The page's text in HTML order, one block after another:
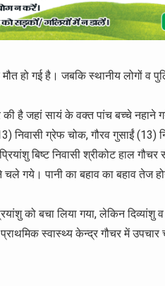
हो गई है। जबकि स्थानीय लोगों व
की है जहां सायं के वक्त पांच बच्चे नहाने
निवासी ग्रेफ चोक, गौरव गुसाईं
बिष्ट निवासी श्रीकोट हाल
चले गये। पानी का बहाव का बहाव
को बचा लिया गया, लेकिन दिव्यांशु
स्वास्थ्य केन्द्र गौचर में उपचार